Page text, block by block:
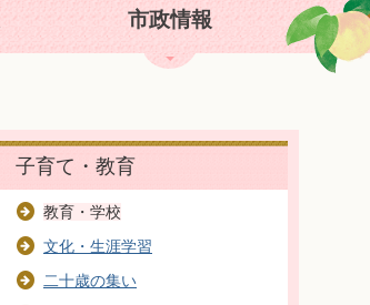
市政情報
子育て・教育
教育・学校
文化・生涯学習
二十歳の集い